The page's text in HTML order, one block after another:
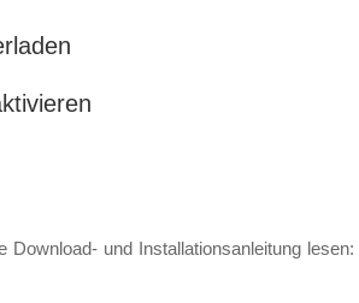
und Installationsanleitung lesen: